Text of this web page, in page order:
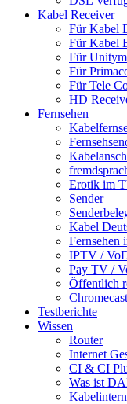
Kabel Receiver
Für Kabel
Für Kabel
Für
Für
Für Tele
HD
Fernsehen
Erotik im
Sender
Kabel
Fernsehen
IPTV /
Pay TV /
Öffentlich
Chromecast
Testberichte
Wissen
Router
Internet
CI & CI
Was ist